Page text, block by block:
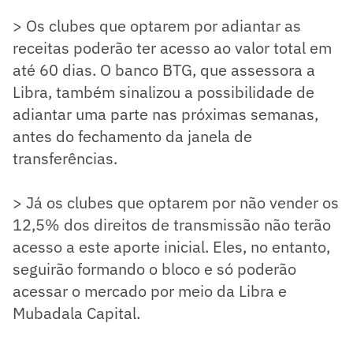
> Os clubes que optarem por adiantar as
receitas poderão ter acesso ao valor total em
até 60 dias. O banco BTG, que assessora a
Libra, também sinalizou a possibilidade de
adiantar uma parte nas próximas semanas,
antes do fechamento da janela de
transferências.
> Já os clubes que optarem por não vender os
12,5% dos direitos de transmissão não terão
acesso a este aporte inicial. Eles, no entanto,
seguirão formando o bloco e só poderão
acessar o mercado por meio da Libra e
Mubadala Capital.